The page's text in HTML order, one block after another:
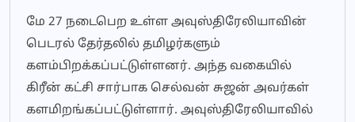
மே 27 நடைபெற உள்ள அவுஸ்திரேலியாவின்
பெடரல் தேர்தலில் தமிழர்களும்
களம்பிறக்கப்பட்டுள்ளனர். அந்த வகையில்
கிரீன் கட்சி சார்பாக செல்வன் சுஜன் அவர்கள்
களமிறங்கப்பட்டுள்ளார். அவுஸ்திரேலியாவில்